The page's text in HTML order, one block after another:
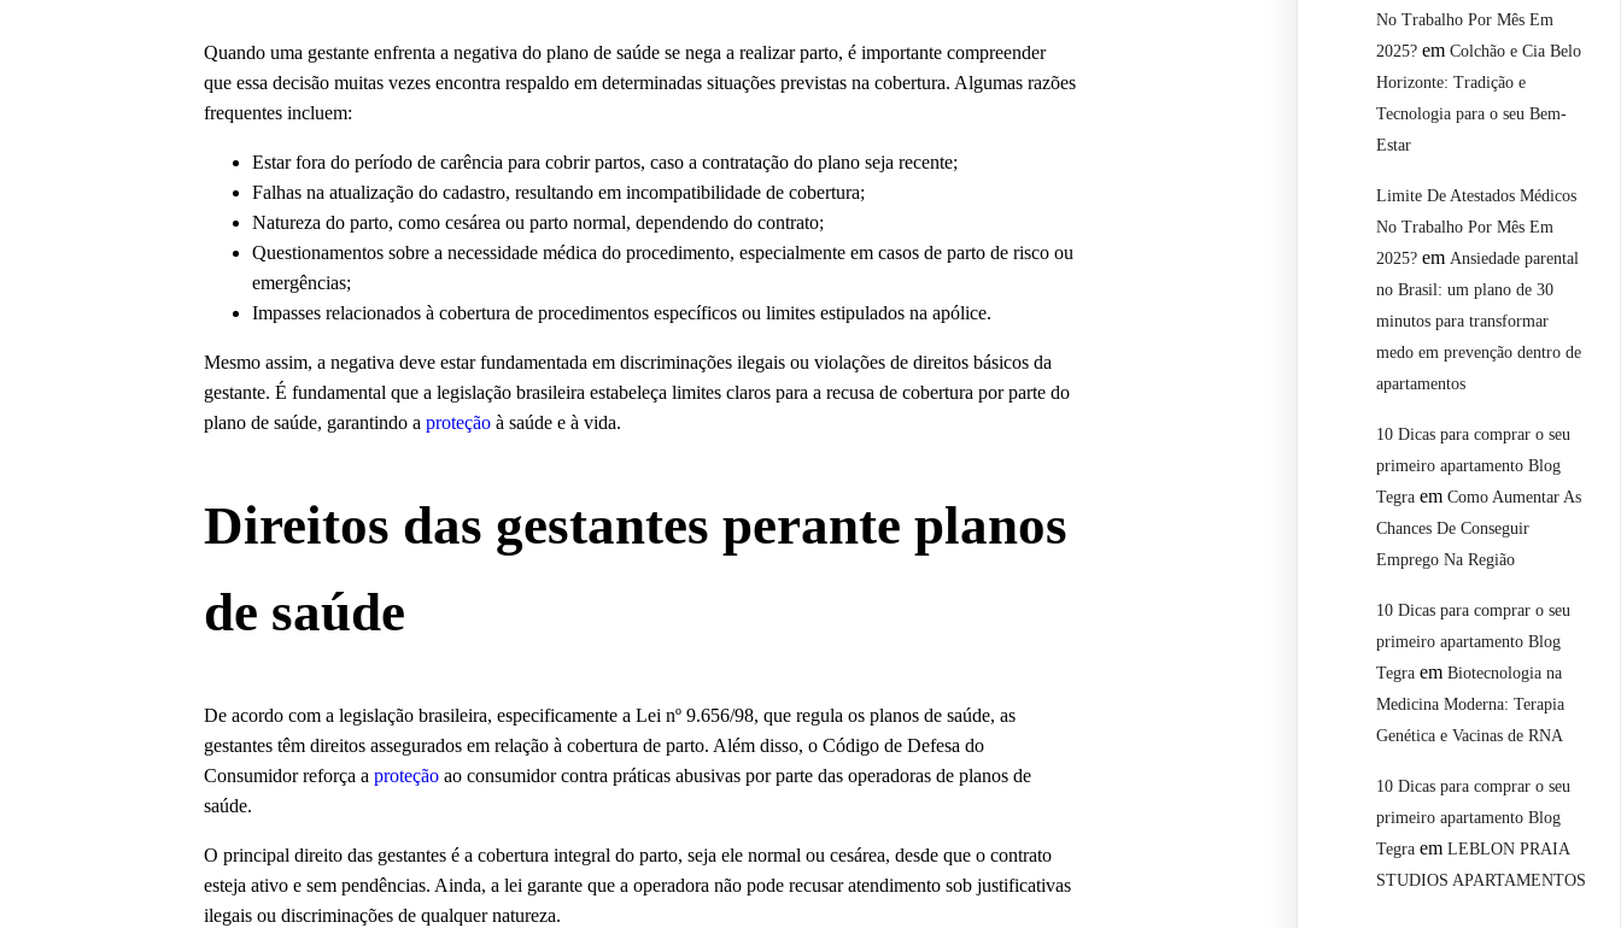
Quando uma gestante enfrenta a negativa do plano de saúde se nega a realizar parto, é importante compreender
que essa decisão muitas vezes encontra respaldo em determinadas situações previstas na cobertura. Algumas razões
frequentes incluem:
Estar fora do período de carência para cobrir partos, caso a contratação do plano seja recente;
Falhas na atualização do cadastro, resultando em incompatibilidade de cobertura;
Natureza do parto, como cesárea ou parto normal, dependendo do contrato;
Questionamentos sobre a necessidade médica do procedimento, especialmente em casos de parto de risco ou
emergências;
Impasses relacionados à cobertura de procedimentos específicos ou limites estipulados na apólice.
Mesmo assim, a negativa deve estar fundamentada em discriminações ilegais ou violações de direitos básicos da
gestante. É fundamental que a legislação brasileira estabeleça limites claros para a recusa de cobertura por parte do
plano de saúde, garantindo aproteção à saúde e à vida.
Direitos das gestantes perante planos
de saúde
De acordo com a legislação brasileira, especificamente a Lei nº 9.656/98, que regula os planos de saúde, as
gestantes têm direitos assegurados em relação à cobertura de parto. Além disso, o Código de Defesa do
Consumidor reforça aproteção ao consumidor contra práticas abusivas por parte das operadoras de planos de
saúde.
O principal direito das gestantes é a cobertura integral do parto, seja ele normal ou cesárea, desde que o contrato
esteja ativo e sem pendências. Ainda, a lei garante que a operadora não pode recusar atendimento sob justificativas
ilegais ou discriminações de qualquer natureza.
No Trabalho Por Mês Em
2025? emColchão e Cia Belo
Horizonte: Tradição e
Tecnologia para o seu Bem-
Estar
Limite De Atestados Médicos
No Trabalho Por Mês Em
2025? em Ansiedade parental
no Brasil: um plano de 30
minutos para transformar
medo em prevenção dentro de
apartamentos
10 Dicas para comprar o seu
primeiro apartamento Blog
Tegra emComo Aumentar As
Chances De Conseguir
Emprego Na Região
10 Dicas para comprar o seu
primeiro apartamento Blog
Tegra emBiotecnologia na
Medicina Moderna: Terapia
Genética e Vacinas de RNA
10 Dicas para comprar o seu
primeiro apartamento Blog
Tegra emLEBLON PRAIA
STUDIOS APARTAMENTOS